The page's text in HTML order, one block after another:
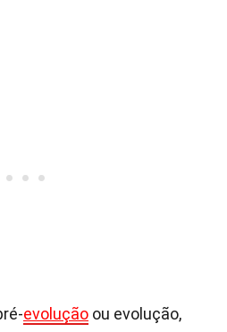
evolução ou evolução,